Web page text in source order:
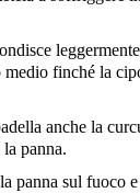
finché la
anche la
panna.
panna sul fuoco